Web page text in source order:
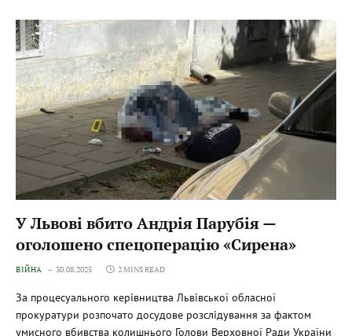
У Львові вбито Андрія Парубія —
оголошено спецоперацію «Сирена»
ВІЙНА 30.08.2025 2 MINS READ
За процесуального керівництва Львівської обласної
прокуратури розпочато досудове розслідування за фактом
умисного вбивства колишнього Голови Верховної Ради України